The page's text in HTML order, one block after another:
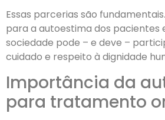
Essas parcerias são
para a autoestima dos pacientes
sociedade pode – e deve –
cuidado e respeito à dignidade
Importância da
para tratamento